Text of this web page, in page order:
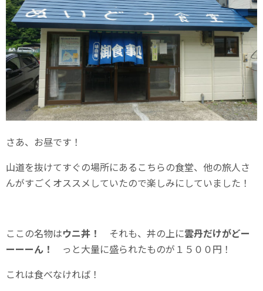
さあ、お昼です！
山道を抜けてすぐの場所にあるこちらの食堂、他の旅人さ
んがすごくオススメしていたので楽しみにしていました！
ここの名物はウニ丼！ それも、丼の上に雲丹だけがどー
ーーーん！
っと大量に盛られたものが１５００円！
これは食べなければ！